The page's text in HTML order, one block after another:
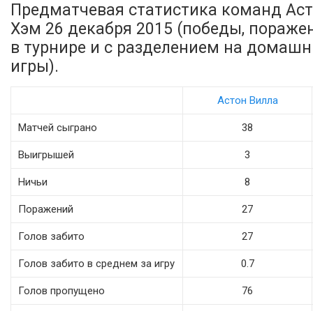
Предматчевая статистика команд
Хэм 26 декабря 2015 (победы,
в турнире и с разделением на
игры).
Астон Вилла
Матчей сыграно 38
Выигрышей 3
Ничьи 8
Поражений 27
Голов забито 27
Голов забито в среднем за игру 0.7
Голов пропущено 76